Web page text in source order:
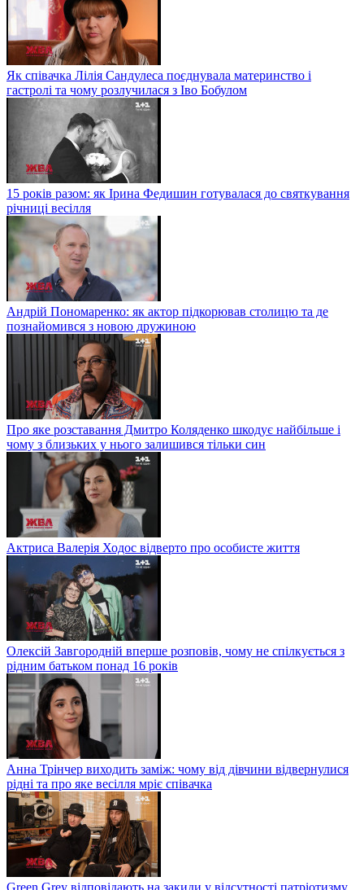
Як співачка Лілія Сандулеса поєднувала материнство і
гастролі та чому розлучилася з Іво Бобулом
15 років разом: як Ірина Федишин готувалася до святкування
річниці весілля
Андрій Пономаренко: як актор підкорював столицю та де
познайомився з новою дружиною
Про яке розставання Дмитро Коляденко шкодує найбільше і
чому з близьких у нього залишився тільки син
Актриса Валерія Ходос відверто про особисте життя
Олексій Завгородній вперше розповів, чому не спілкується з
рідним батьком понад 16 років
Анна Трінчер виходить заміж: чому від дівчини відвернулися
рідні та про яке весілля мріє співачка
Green Grey відповідають на закиди у відсутності патріотизму